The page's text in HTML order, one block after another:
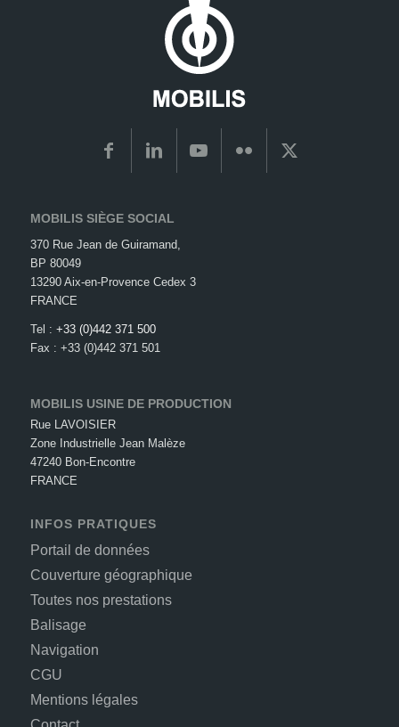
MOBILIS SIÈGE SOCIAL
370 Rue Jean de Guiramand,
BP 80049
13290 Aix-en-Provence Cedex 3
FRANCE
Tel : +33 (0)442 371 500
Fax : +33 (0)442 371 501
MOBILIS USINE DE PRODUCTION
Rue LAVOISIER
Zone Industrielle Jean Malèze
47240 Bon-Encontre
FRANCE
INFOS PRATIQUES
Portail de données
Couverture géographique
Toutes nos prestations
Balisage
Navigation
CGU
Mentions légales